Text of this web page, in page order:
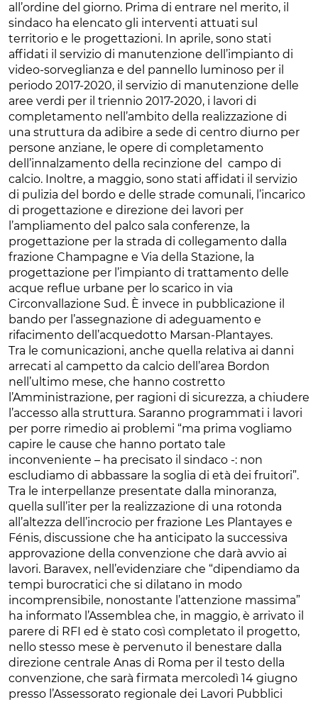
all’ordine del giorno. Prima di entrare nel merito, il
sindaco ha elencato gli interventi attuati sul
territorio e le progettazioni. In aprile, sono stati
affidati il servizio di manutenzione dell’impianto di
video-sorveglianza e del pannello luminoso per il
periodo 2017-2020, il servizio di manutenzione delle
aree verdi per il triennio 2017-2020, i lavori di
completamento nell’ambito della realizzazione di
una struttura da adibire a sede di centro diurno per
persone anziane, le opere di completamento
dell’innalzamento della recinzione del campo di
calcio. Inoltre, a maggio, sono stati affidati il servizio
di pulizia del bordo e delle strade comunali, l’incarico
di progettazione e direzione dei lavori per
l’ampliamento del palco sala conferenze, la
progettazione per la strada di collegamento dalla
frazione Champagne e Via della Stazione, la
progettazione per l’impianto di trattamento delle
acque reflue urbane per lo scarico in via
Circonvallazione Sud. È invece in pubblicazione il
bando per l’assegnazione di adeguamento e
rifacimento dell’acquedotto Marsan-Plantayes.
Tra le comunicazioni, anche quella relativa ai danni
arrecati al campetto da calcio dell’area Bordon
nell’ultimo mese, che hanno costretto
l’Amministrazione, per ragioni di sicurezza, a chiudere
l’accesso alla struttura. Saranno programmati i lavori
per porre rimedio ai problemi “ma prima vogliamo
capire le cause che hanno portato tale
inconveniente – ha precisato il sindaco -: non
escludiamo di abbassare la soglia di età dei fruitori”.
Tra le interpellanze presentate dalla minoranza,
quella sull’iter per la realizzazione di una rotonda
all’altezza dell’incrocio per frazione Les Plantayes e
Fénis, discussione che ha anticipato la successiva
approvazione della convenzione che darà avvio ai
lavori. Baravex, nell’evidenziare che “dipendiamo da
tempi burocratici che si dilatano in modo
incomprensibile, nonostante l’attenzione massima”
ha informato l’Assemblea che, in maggio, è arrivato il
parere di RFI ed è stato così completato il progetto,
nello stesso mese è pervenuto il benestare dalla
direzione centrale Anas di Roma per il testo della
convenzione, che sarà firmata mercoledì 14 giugno
presso l’Assessorato regionale dei Lavori Pubblici